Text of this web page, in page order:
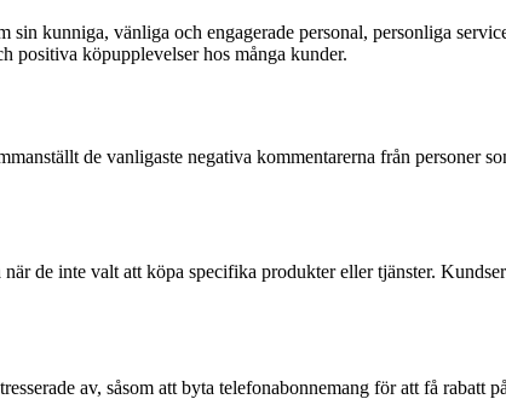
kunniga, vänliga och engagerade personal, personliga
positiva köpupplevelser hos många kunder.
de vanligaste negativa kommentarerna från personer
de inte valt att köpa specifika produkter eller tjänster.
av, såsom att byta telefonabonnemang för att få rabatt